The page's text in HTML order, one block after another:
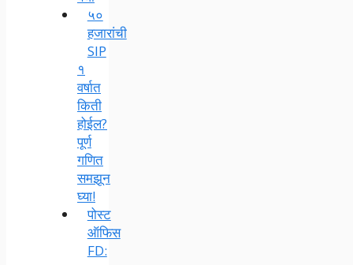
५०
हजारांची
SIP
१
वर्षात
किती
होईल?
पूर्ण
गणित
समझून
घ्या!
पोस्ट
ऑफिस
FD: